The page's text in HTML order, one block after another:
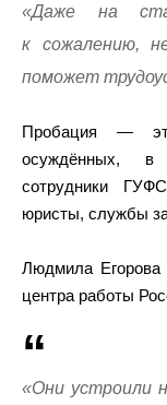
«Даже на
к сожалению,
поможет
Пробация —
осуждённых, в
сотрудники
юристы, службы
Людмила Егорова
центра работы
«Они устроили